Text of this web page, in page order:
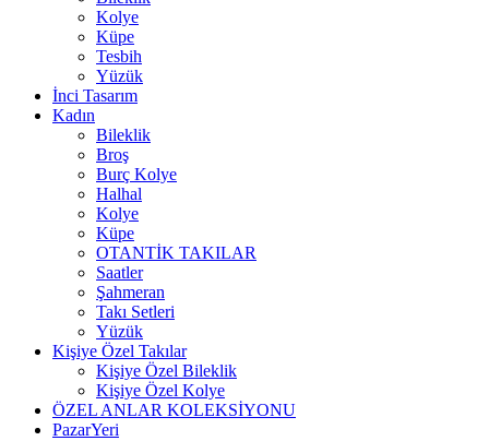
Kolye
Küpe
Tesbih
Yüzük
İnci Tasarım
Kadın
Bileklik
Broş
Burç Kolye
Halhal
Kolye
Küpe
OTANTİK TAKILAR
Saatler
Şahmeran
Takı Setleri
Yüzük
Kişiye Özel Takılar
Kişiye Özel Bileklik
Kişiye Özel Kolye
ÖZEL ANLAR KOLEKSİYONU
PazarYeri